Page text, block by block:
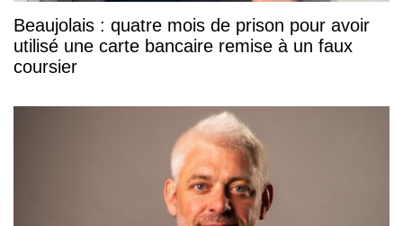
Beaujolais : quatre mois de prison pour avoir
utilisé une carte bancaire remise à un faux
coursier